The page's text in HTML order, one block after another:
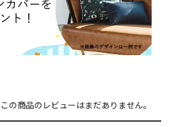
この商品のレビューはまだありません。